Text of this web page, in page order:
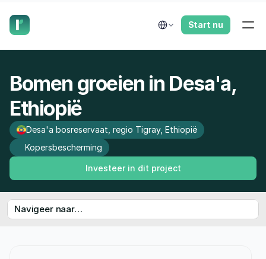
Select Language
Start nu
Bomen groeien in Desa'a,
Ethiopië
Desa'a bosreservaat, regio Tigray, Ethiopië
Kopersbescherming
Investeer in dit project
Navigeer naar…